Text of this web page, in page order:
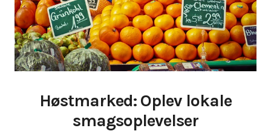
Høstmarked: Oplev lokale
smagsoplevelser